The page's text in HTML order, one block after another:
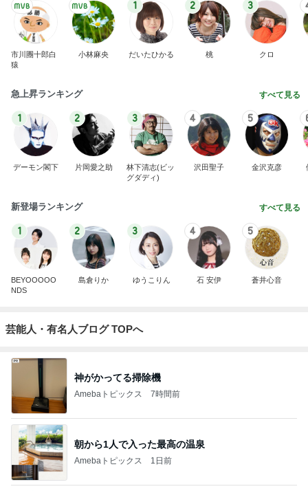
市川團十郎白
猿
小林麻央
1
だいたひかる
2
桃
3
クロ
急上昇ランキング すべて見る
1
デーモン閣下
2
片岡愛之助
3
林下清志(ビッ
グダディ)
4
沢田聖子
5
金沢克彦
新登場ランキング すべて見る
1
BEYOOOOO
NDS
2
島倉りか
3
ゆうこりん
4
石 安伊
5
蒼井心音
芸能人・有名人ブログ TOPへ
神がかってる掃除機
Amebaトピックス 7時間前
朝から1人で入った最高の温泉
Amebaトピックス 1日前